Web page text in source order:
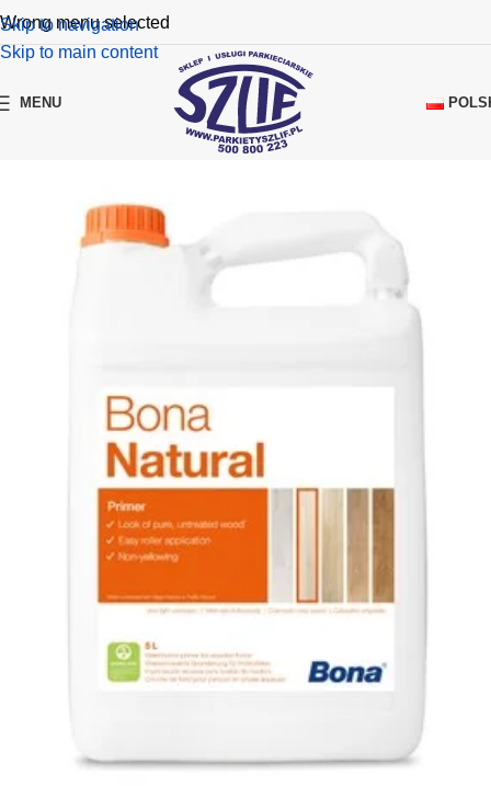
Skip to navigation
Skip to main content
Wrong menu selected
MENU